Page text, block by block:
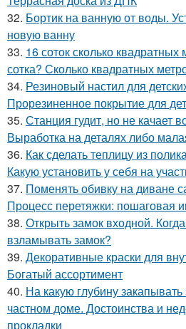
32. Бортик на ванную от воды.
новую ванну
33. 16 соток сколько
сотка? Сколько квадратных
34. Резиновый настил для
Прорезиненное покрытие для
35. Станция гудит, но не качает
Выработка на деталях либо
36. Как сделать теплицу из
Какую установить у себя на
37. Поменять обивку на диване
Процесс перетяжки: пошаговая
38. Открыть замок входной.
взламывать замок?
39. Декоративные краски для
Богатый ассортимент
40. На какую глубину закапывать
частном доме. Достоинства и
прокладки